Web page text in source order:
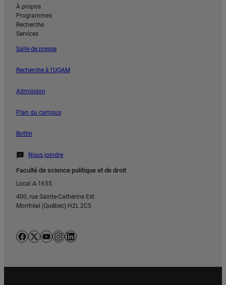
À propos
Programmes
Recherche
Services
Salle de presse
Recherche à l’UQAM
Admission
Plan du campus
Bottin
Nous joindre
Faculté de science politique et de droit
Local A-1655
400, rue Sainte-Catherine Est
Montréal (Québec) H2L 2C5
Facebook
X YouTube
Instagram
LinkedIn